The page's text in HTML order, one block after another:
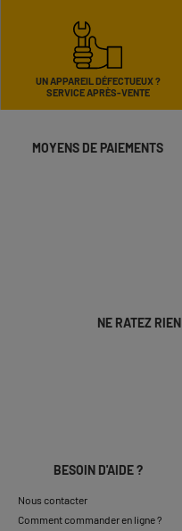
UN APPAREIL DÉFECTUEUX ?
SERVICE APRÈS-VENTE
MOYENS DE PAIEMENTS
NE RATEZ
BESOIN D'AIDE ?
Nous contacter
Comment commander en ligne ?